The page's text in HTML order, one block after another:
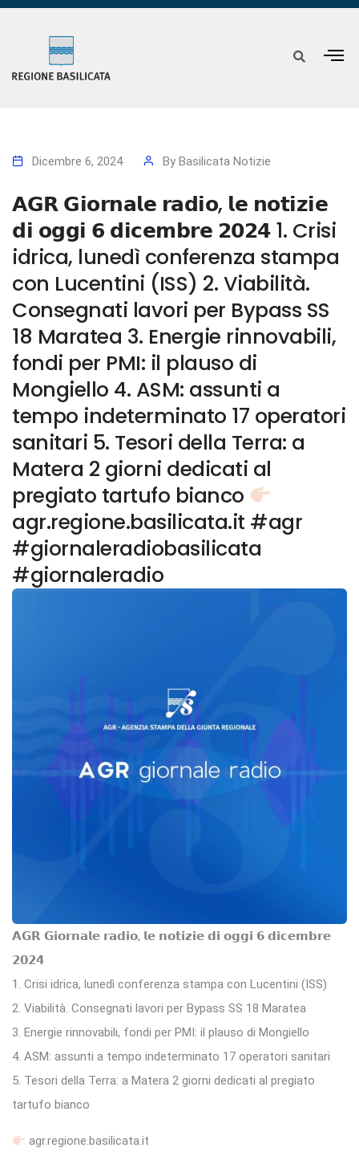
Dicembre 6, 2024 By Basilicata Notizie
𝗔𝗚𝗥 𝗚𝗶𝗼𝗿𝗻𝗮𝗹𝗲 𝗿𝗮𝗱𝗶𝗼, 𝗹𝗲 𝗻𝗼𝘁𝗶𝘇𝗶𝗲
𝗱𝗶 𝗼𝗴𝗴𝗶 𝟲 𝗱𝗶𝗰𝗲𝗺𝗯𝗿𝗲 𝟮𝟬𝟮𝟰 1. Crisi
idrica, lunedì conferenza stampa
con Lucentini (ISS) 2. Viabilità.
Consegnati lavori per Bypass SS
18 Maratea 3. Energie rinnovabili,
fondi per PMI: il plauso di
Mongiello 4. ASM: assunti a
tempo indeterminato 17 operatori
sanitari 5. Tesori della Terra: a
Matera 2 giorni dedicati al
pregiato tartufo bianco
agr.regione.basilicata.it #agr
#giornaleradiobasilicata
#giornaleradio
𝗔𝗚𝗥 𝗚𝗶𝗼𝗿𝗻𝗮𝗹𝗲 𝗿𝗮𝗱𝗶𝗼, 𝗹𝗲 𝗻𝗼𝘁𝗶𝘇𝗶𝗲 𝗱𝗶 𝗼𝗴𝗴𝗶 𝟲 𝗱𝗶𝗰𝗲𝗺𝗯𝗿𝗲
𝟮𝟬𝟮𝟰
1. Crisi idrica, lunedì conferenza stampa con Lucentini (ISS)
2. Viabilità. Consegnati lavori per Bypass SS 18 Maratea
3. Energie rinnovabili, fondi per PMI: il plauso di Mongiello
4. ASM: assunti a tempo indeterminato 17 operatori sanitari
5. Tesori della Terra: a Matera 2 giorni dedicati al pregiato
tartufo bianco
agr.regione.basilicata.it